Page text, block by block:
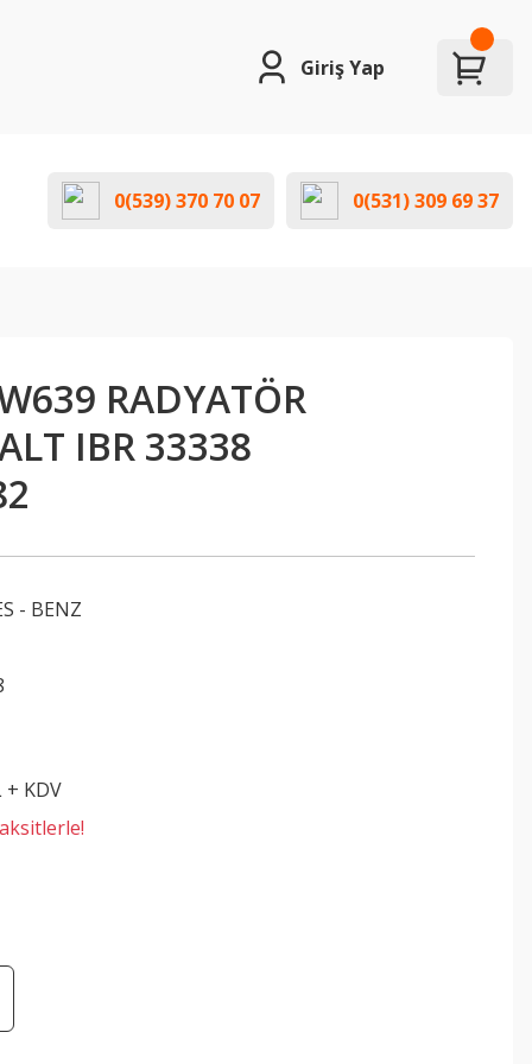
Giriş Yap
0(539) 370 70 07 0(531) 309 69 37
RADYATÖR
IBR 33338
- BENZ
+ KDV